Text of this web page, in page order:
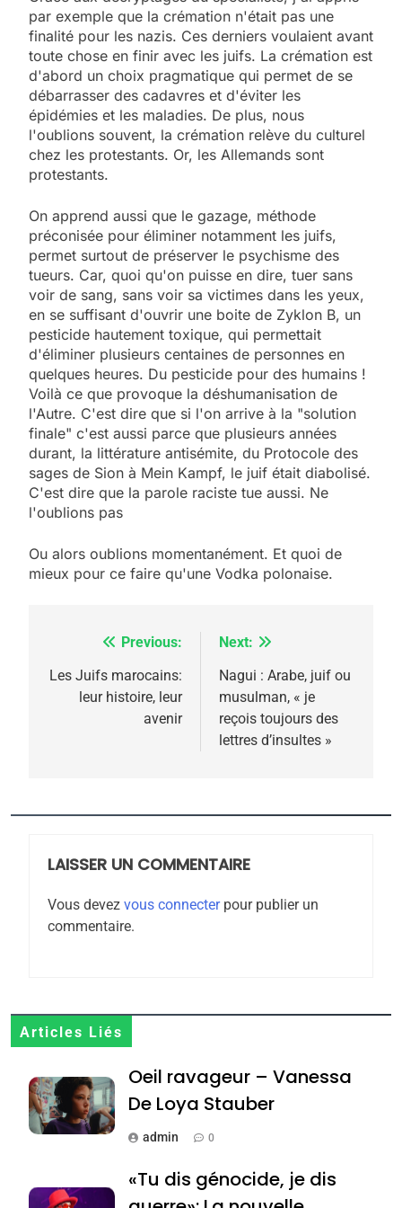
par exemple que la crémation n'était pas une
finalité pour les nazis. Ces derniers voulaient avant
toute chose en finir avec les juifs. La crémation est
d'abord un choix pragmatique qui permet de se
débarrasser des cadavres et d'éviter les
épidémies et les maladies. De plus, nous
l'oublions souvent, la crémation relève du culturel
chez les protestants. Or, les Allemands sont
protestants.
On apprend aussi que le gazage, méthode
préconisée pour éliminer notamment les juifs,
permet surtout de préserver le psychisme des
tueurs. Car, quoi qu'on puisse en dire, tuer sans
voir de sang, sans voir sa victimes dans les yeux,
en se suffisant d'ouvrir une boite de Zyklon B, un
pesticide hautement toxique, qui permettait
d'éliminer plusieurs centaines de personnes en
quelques heures. Du pesticide pour des humains !
Voilà ce que provoque la déshumanisation de
l'Autre. C'est dire que si l'on arrive à la "solution
finale" c'est aussi parce que plusieurs années
durant, la littérature antisémite, du Protocole des
sages de Sion à Mein Kampf, le juif était diabolisé.
C'est dire que la parole raciste tue aussi. Ne
l'oublions pas
Ou alors oublions momentanément. Et quoi de
mieux pour ce faire qu'une Vodka polonaise.
Navigation
de
Previous:
Les Juifs marocains:
leur histoire, leur
avenir
Next:
Nagui : Arabe, juif ou
musulman, « je
reçois toujours des
lettres d’insultes »
LAISSER UN COMMENTAIRE
Vous devez vous connecterpour publier un
commentaire.
Articles Liés
Oeil ravageur – Vanessa
De Loya Stauber
admin 0
«Tu dis génocide, je dis
5
2025, l’année la plus
meurtrière selon le
6
FIÈRE, DIGNE ET RÉSILIENTE :
MA JUDAÏTE par Thérèse
Zrihen-Dvir
JUDAISME
7
CE QUI NOUS MANQUE –
Jacques Hadida
JUDAISME
Maroc : Les amandes de
Azilal consacrés produits
DAFINA MAROC
1
2
guerre»: La nouvelle
chanson de Boy George
ISRAÉL JUDAISME
Tout sur la Nostalgie